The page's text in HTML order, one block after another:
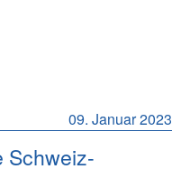
09. Januar 2023
Schweiz-